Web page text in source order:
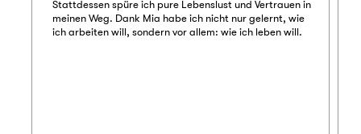
Stattdessen spüre ich pure Lebenslust und Vertrauen in
meinen Weg. Dank Mia habe ich nicht nur gelernt, wie
ich arbeiten will, sondern vor allem: wie ich leben will.